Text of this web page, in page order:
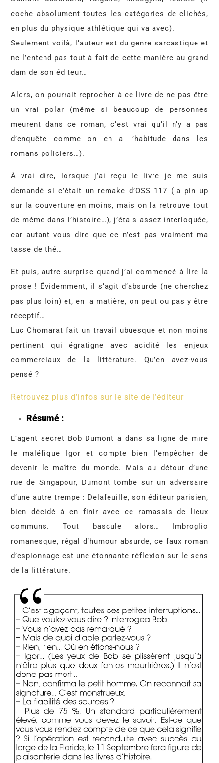
coche absolument toutes les catégories de clichés,
en plus du physique athlétique qui va avec).
Seulement voilà, l’auteur est du genre sarcastique et
ne l’entend pas tout à fait de cette manière au grand
dam de son éditeur….
Alors, on pourrait reprocher à ce livre de ne pas être
un vrai polar (même si beaucoup de personnes
meurent dans ce roman, c’est vrai qu’il n’y a pas
d’enquête comme on en a l’habitude dans les
romans policiers…).
À vrai dire, lorsque j’ai reçu le livre je me suis
demandé si c’était un remake d’OSS 117 (la pin up
sur la couverture en moins, mais on la retrouve tout
de même dans l’histoire…), j’étais assez interloquée,
car autant vous dire que ce n’est pas vraiment ma
tasse de thé…
Et puis, autre surprise quand j’ai commencé à lire la
prose ! Évidemment, il s’agit d’absurde (ne cherchez
pas plus loin) et, en la matière, on peut ou pas y être
réceptif…
Luc Chomarat fait un travail ubuesque et non moins
pertinent qui égratigne avec acidité les enjeux
commerciaux de la littérature. Qu’en avez-vous
pensé ?
Retrouvez plus d’infos sur le site de l’éditeur
Résumé :
L’agent secret Bob Dumont a dans sa ligne de mire
le maléfique Igor et compte bien l’empêcher de
devenir le maître du monde. Mais au détour d’une
rue de Singapour, Dumont tombe sur un adversaire
d’une autre trempe : Delafeuille, son éditeur parisien,
bien décidé à en finir avec ce ramassis de lieux
communs. Tout bascule alors… Imbroglio
romanesque, régal d’humour absurde, ce faux roman
d’espionnage est une étonnante réflexion sur le sens
de la littérature.